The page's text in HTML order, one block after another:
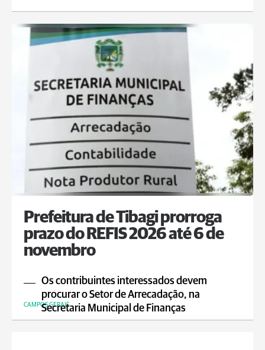
Prefeitura de Tibagi prorroga
prazo do REFIS 2026 até 6 de
novembro
Os contribuintes interessados devem
procurar o Setor de Arrecadação, na
Secretaria Municipal de Finanças
CAMPOS GERAIS